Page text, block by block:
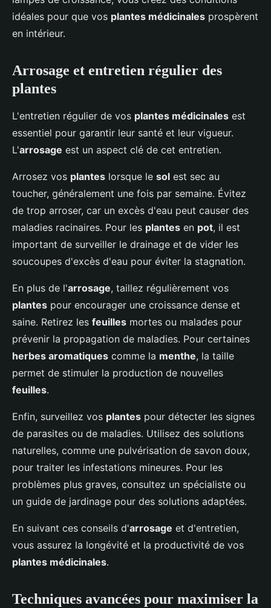
idéales pour que vos plantes médicinales prospèrent
en intérieur.
Arrosage et entretien régulier des
plantes
L'entretien régulier de vos plantes médicinales est
essentiel pour garantir leur santé et leur vigueur.
L'arrosage est un aspect clé de cet entretien.
Arrosez vos plantes lorsque le sol est sec au
toucher, généralement une fois par semaine. Évitez
de trop arroser, car un excès d'eau peut causer des
maladies racinaires. Pour les plantes en pot, il est
important de surveiller le drainage et de vider les
soucoupes d'excès d'eau pour éviter la stagnation.
En plus de l'arrosage, taillez régulièrement vos
plantes pour encourager une croissance dense et
saine. Retirez les feuilles mortes ou malades pour
prévenir la propagation de maladies. Pour certaines
herbes aromatiques comme la menthe, la taille
permet de stimuler la production de nouvelles
feuilles.
Enfin, surveillez vos plantes pour détecter les signes
de parasites ou de maladies. Utilisez des solutions
naturelles, comme une pulvérisation de savon doux,
pour traiter les infestations mineures. Pour les
problèmes plus graves, consultez un spécialiste ou
un guide de jardinage pour des solutions adaptées.
En suivant ces conseils d'arrosage et d'entretien,
vous assurez la longévité et la productivité de vos
plantes médicinales.
Techniques avancées pour maximiser la